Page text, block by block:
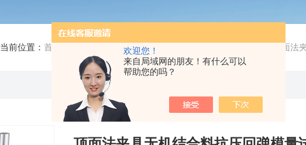
欢迎您！
来自局域网的朋友！有什么可以
帮助您的吗？
当前位置：首页 / /试验机类试验设备 / JTGE51-T0808顶面法